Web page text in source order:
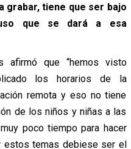
grabar, tiene que ser bajo
que se dará a esa
afirmó que “hemos visto
los horarios de la
remota y eso no tiene
de los niños y niñas a las
poco tiempo para hacer
estos temas debiese ser el